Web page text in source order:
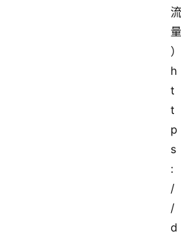
流
量
）
h
t
t
p
s
:
/
/
d